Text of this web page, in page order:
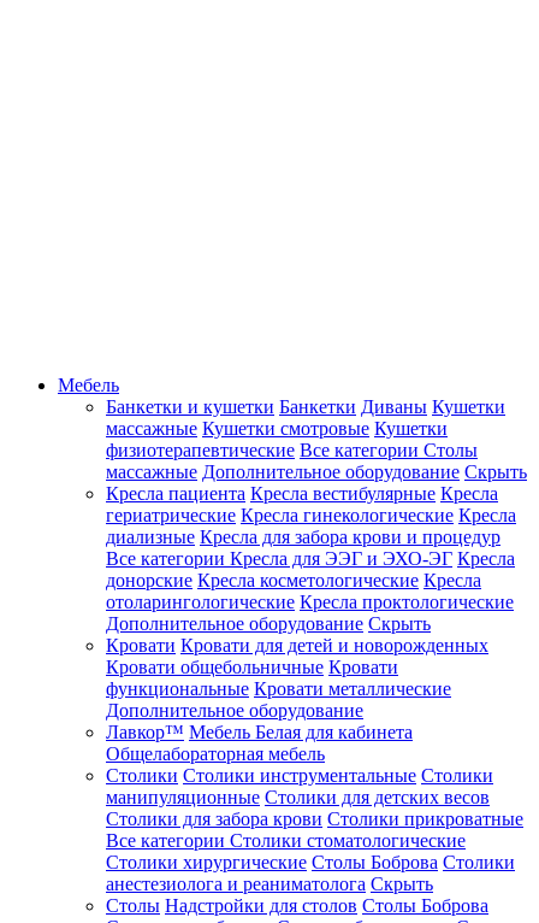
Мебель
Банкетки и кушетки Банкетки Диваны Кушетки
массажные Кушетки смотровые Кушетки
физиотерапевтические Все категории Столы
массажные Дополнительное оборудование Скрыть
Кресла пациента Кресла вестибулярные Кресла
гериатрические Кресла гинекологические Кресла
диализные Кресла для забора крови и процедур
Все категории Кресла для ЭЭГ и ЭХО-ЭГ Кресла
донорские Кресла косметологические Кресла
отоларингологические Кресла проктологические
Дополнительное оборудование Скрыть
Кровати Кровати для детей и новорожденных
Кровати общебольничные Кровати
функциональные Кровати металлические
Дополнительное оборудование
Лавкор™ Мебель Белая для кабинета
Общелабораторная мебель
Столики Столики инструментальные Столики
манипуляционные Столики для детских весов
Столики для забора крови Столики прикроватные
Все категории Столики стоматологические
Столики хирургические Столы Боброва Столики
анестезиолога и реаниматолога Скрыть
Столы Надстройки для столов Столы Боброва